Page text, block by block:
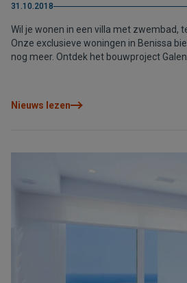
31.10.2018
Wil je wonen in een villa met zwembad,
Onze exclusieve woningen in Benissa
nog meer. Ontdek het bouwproject
Nieuws lezen